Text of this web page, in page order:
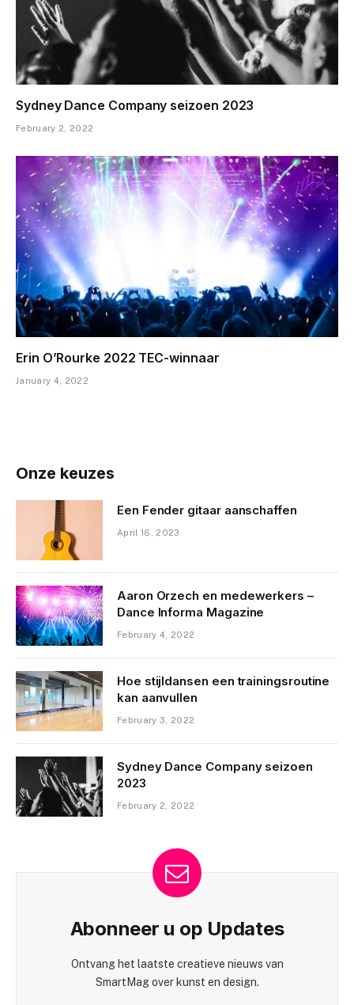
Sydney Dance Company seizoen 2023
February 2, 2022
Erin O’Rourke 2022 TEC-winnaar
January 4, 2022
Onze keuzes
Een Fender gitaar aanschaffen
April 16, 2023
Aaron Orzech en medewerkers –
Dance Informa Magazine
February 4, 2022
Hoe stijldansen een trainingsroutine
kan aanvullen
February 3, 2022
Sydney Dance Company seizoen
2023
February 2, 2022
Abonneer u op Updates
Ontvang het laatste creatieve nieuws van
SmartMag over kunst en design.